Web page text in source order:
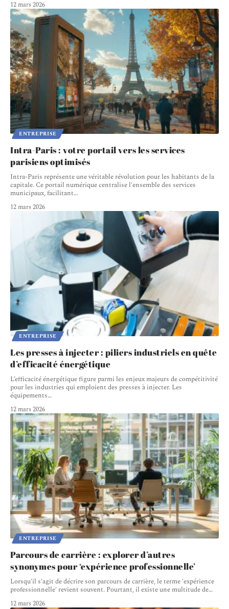
12 mars 2026
ENTREPRISE
Intra-Paris : votre portail vers les services
parisiens optimisés
Intra-Paris représente une véritable révolution pour les habitants de la
capitale. Ce portail numérique centralise l'ensemble des services
municipaux, facilitant…
12 mars 2026
ENTREPRISE
Les presses à injecter : piliers industriels en quête
d’efficacité énergétique
L’efficacité énergétique figure parmi les enjeux majeurs de compétitivité
pour les industries qui emploient des presses à injecter. Les
équipements…
12 mars 2026
ENTREPRISE
Parcours de carrière : explorer d’autres
synonymes pour ‘expérience professionnelle’
Lorsqu'il s'agit de décrire son parcours de carrière, le terme 'expérience
professionnelle' revient souvent. Pourtant, il existe une multitude de…
12 mars 2026